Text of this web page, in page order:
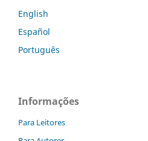
English
Español
Português
Informações
Para Leitores